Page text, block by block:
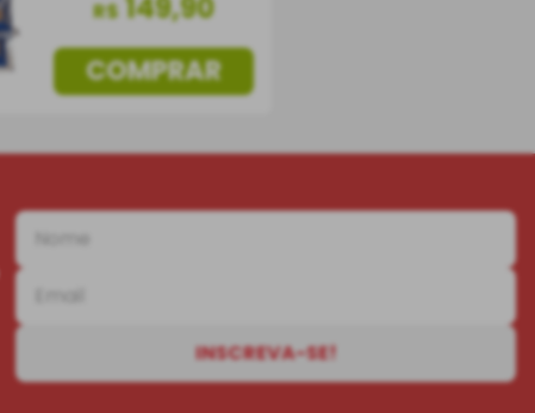
R$
COMPRAR
INSCREVA-SE!